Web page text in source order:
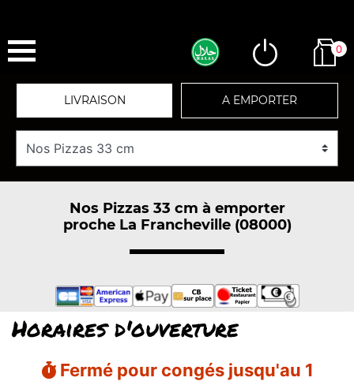
0
LIVRAISON A EMPORTER
Nos Pizzas 33 cm à emporter
proche La Francheville (08000)
Horaires d'ouverture
Fermé pour congés jusqu'au 1